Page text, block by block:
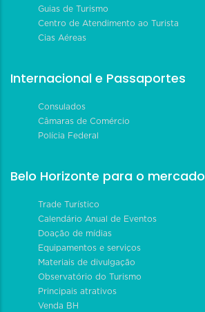
Guias de Turismo
Centro de Atendimento ao Turista
Cias Aéreas
Internacional e Passaportes
Consulados
Câmaras de Comércio
Polícia Federal
Belo Horizonte para o mercado
Trade Turístico
Calendário Anual de Eventos
Doação de mídias
Equipamentos e serviços
Materiais de divulgação
Observatório do Turismo
Principais atrativos
Venda BH